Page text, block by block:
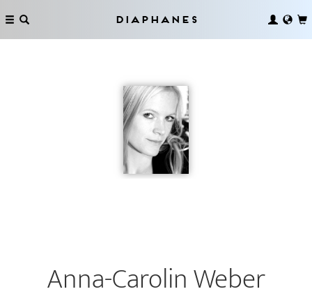
Diaphanes
Anna-Carolin Weber